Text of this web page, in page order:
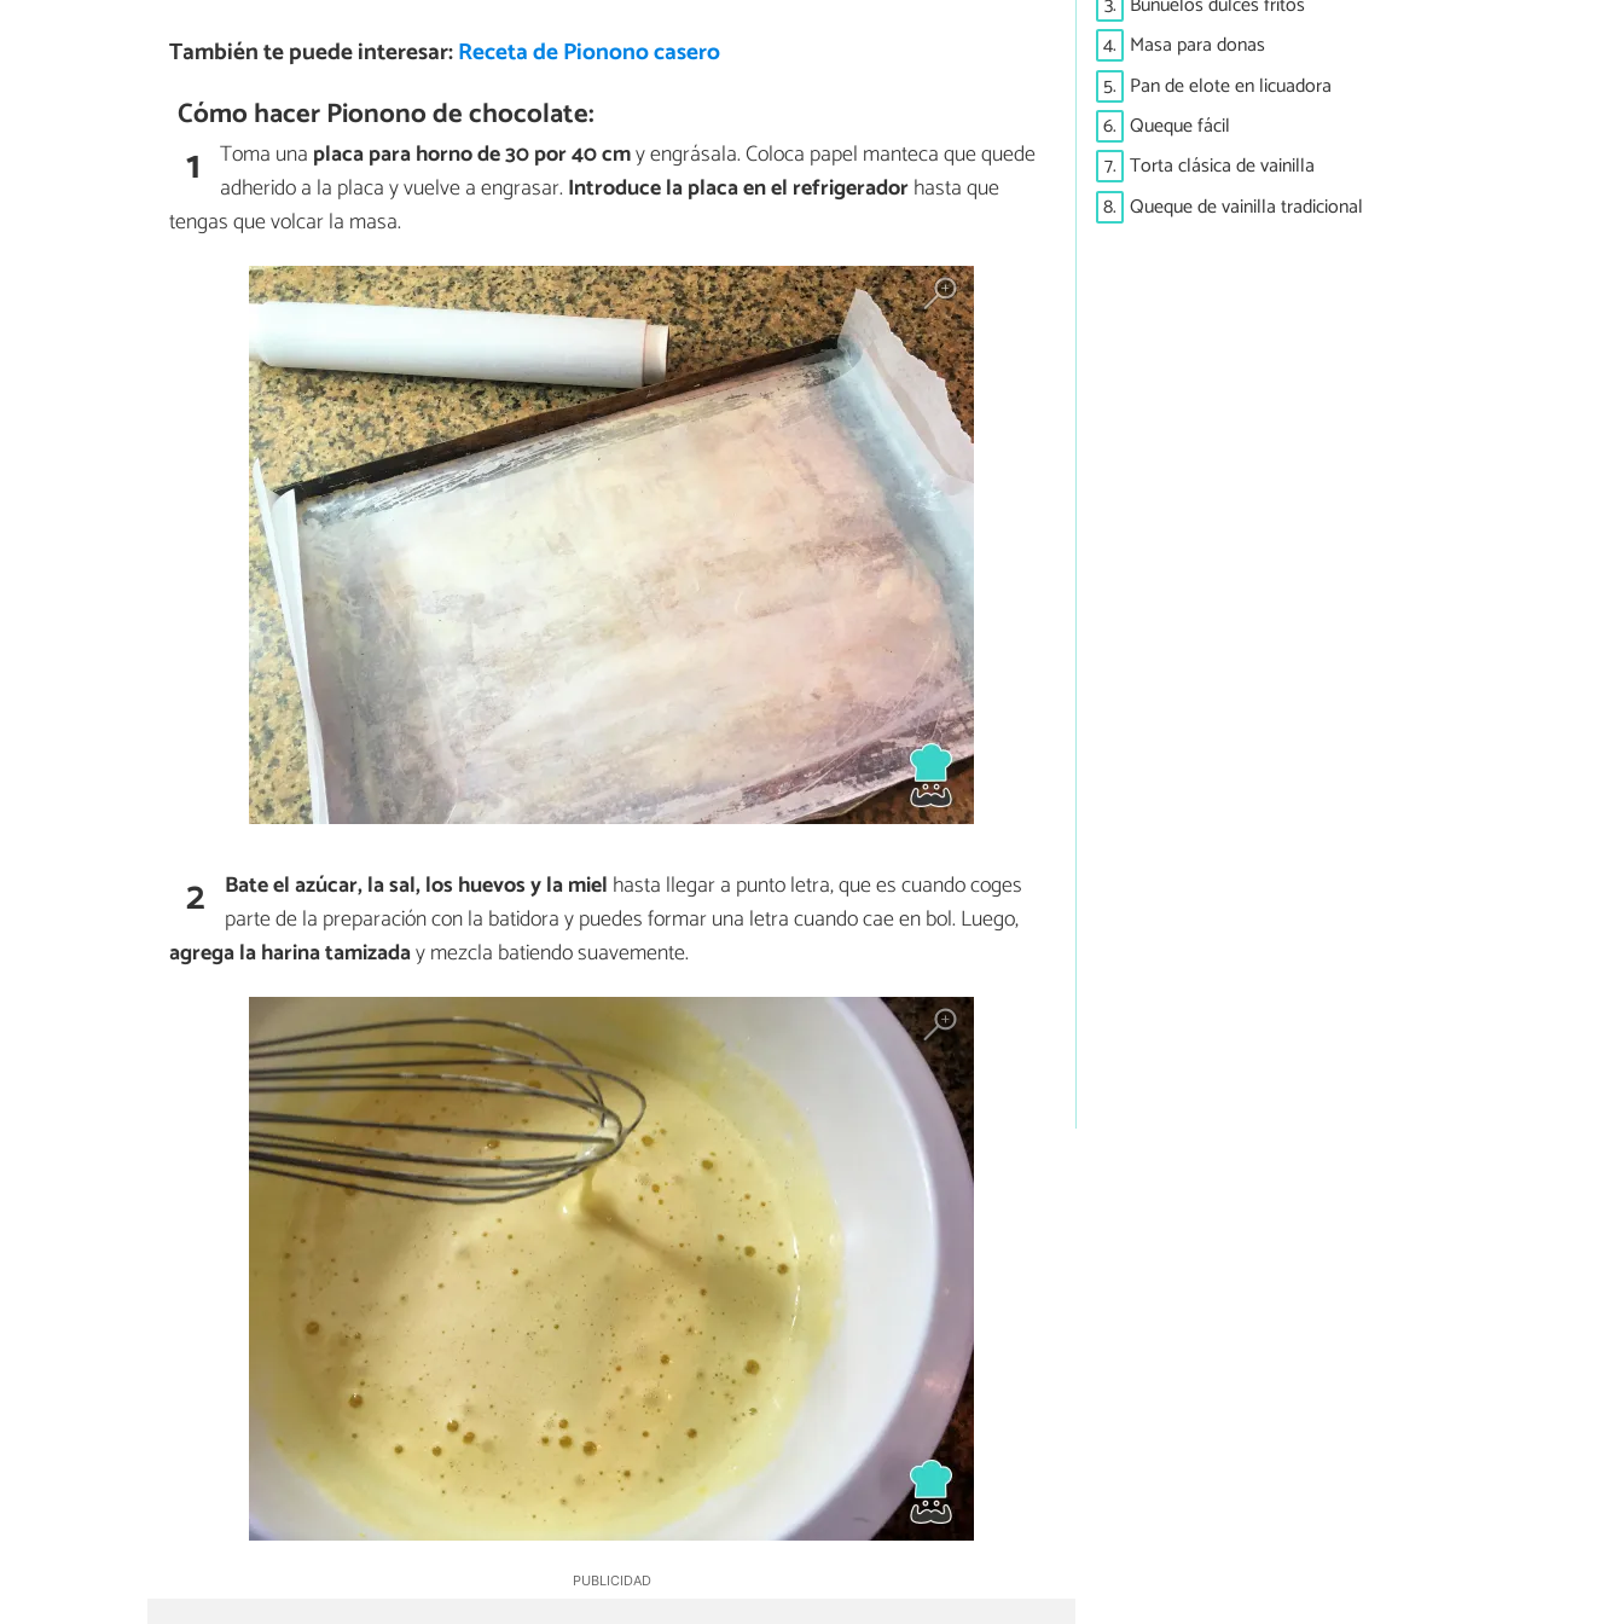
También te puede interesar:Receta de Pionono casero
Cómo hacer Pionono de chocolate:
1 Toma una placa para horno de 30 por 40 cmy engrásala. Coloca papel manteca que quede
adherido a la placa y vuelve a engrasar. Introduce la placa en el refrigeradorhasta que
tengas que volcar la masa.
2 Bate el azúcar, la sal, los huevos y la miel hasta llegar a punto letra, que es cuando coges
parte de la preparación con la batidora y puedes formar una letra cuando cae en bol. Luego,
agrega la harina tamizaday mezcla batiendo suavemente.
4. Masa para donas
5. Pan de elote en licuadora
6. Queque fácil
7. Torta clásica de vainilla
8. Queque de vainilla tradicional